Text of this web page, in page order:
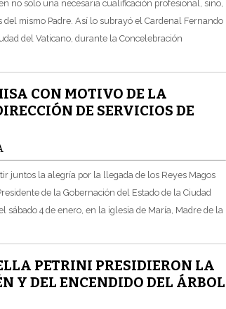
no solo una necesaria cualificación profesional, sino,
mismo Padre. Así lo subrayó el Cardenal Fernando
del Vaticano, durante la Concelebración
CON MOTIVO DE LA
DE SERVICIOS DE
juntos la alegría por la llegada de los Reyes Magos
de la Gobernación del Estado de la Ciudad
4 de enero, en la iglesia de María, Madre de la
PETRINI PRESIDIERON LA
Y DEL ENCENDIDO DEL ÁRBOL